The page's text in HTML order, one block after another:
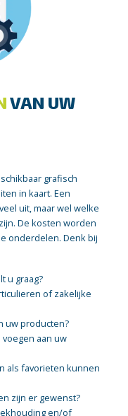
VAN UW
grafisch
in kaart. Een
uit, maar wel welke
De kosten worden
onderdelen. Denk bij
u graag?
of zakelijke
uw producten?
aan uw
als favorieten kunnen
zijn er gewenst?
en/of